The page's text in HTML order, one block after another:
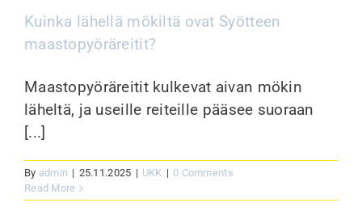
Kuinka lähellä mökiltä ovat Syötteen
maastopyöräreitit?
Maastopyöräreitit kulkevat aivan mökin
läheltä, ja useille reiteille pääsee suoraan
[...]
By admin | 25.11.2025 | UKK | 0 Comments
Read More